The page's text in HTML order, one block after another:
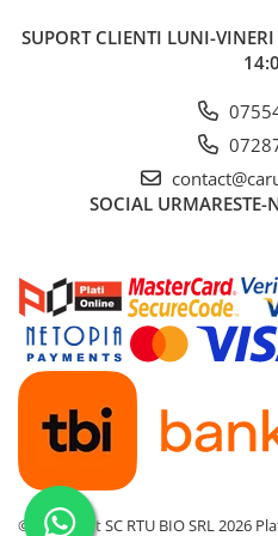
SUPORT CLIENTI LUNI-
SOCIAL
©Copyright SC RTU BIO SRL 2026